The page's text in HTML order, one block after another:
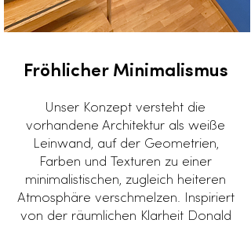
Fröhlicher Minimalismus
​Unser Konzept versteht die
vorhandene Architektur als weiße
Leinwand, auf der Geometrien,
Farben und Texturen zu einer
minimalistischen, zugleich heiteren
Atmosphäre verschmelzen. Inspiriert
von der räumlichen Klarheit Donald